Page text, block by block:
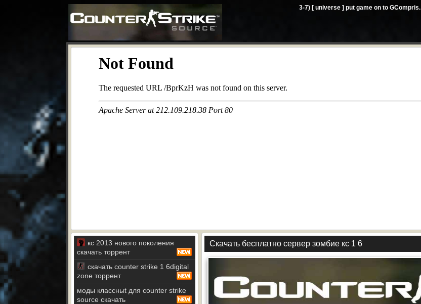
3-7) [ universe ] put game on to GCompris.
кс 2013 нового поколения
скачать торрент
скачать counter strike 1 6digital
zone торрент
моды классныt для counter strike
source скачать
Скачать бесплатно сервер зомбие кс 1 6